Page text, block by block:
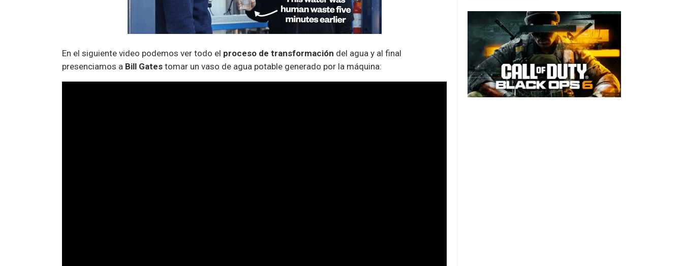
En el siguiente video podemos ver todo el proceso de transformación del agua y al final
presenciamos a Bill Gates tomar un vaso de agua potable generado por la máquina: